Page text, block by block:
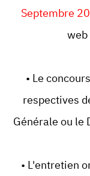
Septembre
• Le
respectives
Générale ou le
• L'entretien